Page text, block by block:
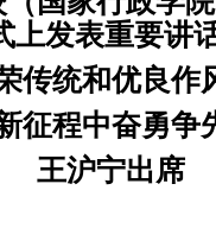
上发表重要讲
传统和优良作
征程中奋勇争
王沪宁出席